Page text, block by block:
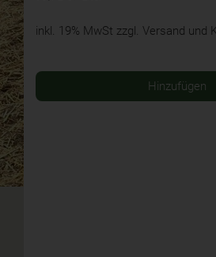
inkl. 19% MwSt zzgl. Versand und
Hinzufügen